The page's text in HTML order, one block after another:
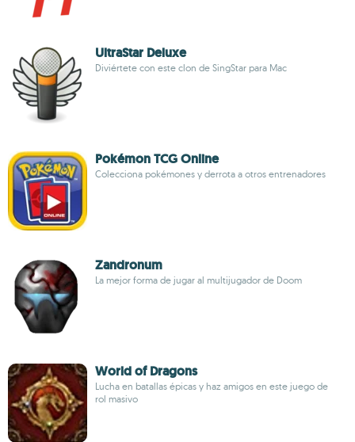
UltraStar Deluxe
Diviértete con este clon de SingStar para Mac
Pokémon TCG Online
Colecciona pokémones y derrota a otros entrenadores
Zandronum
La mejor forma de jugar al multijugador de Doom
World of Dragons
Lucha en batallas épicas y haz amigos en este juego de
rol masivo